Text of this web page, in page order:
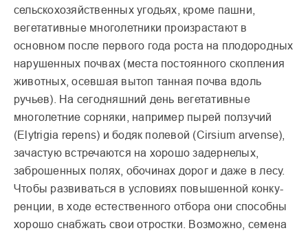
сельскохозяй­ственных угодьях, кроме пашни,
вегетативные много­летники произрастают в
основном после первого года роста на плодородных
нару­шенных почвах (места постоянного скопления
животных, осевшая вытоп танная почва вдоль
ручьев). На сегодняшний день вегета­тивные
многолетние сорняки, например пырей ползучий
(Elytrigia repens) и бодяк поле­вой (Cirsium arvense),
зача­стую встречаются на хорошо задернелых,
заброшенных полях, обочинах дорог и даже в лесу.
Чтобы развиваться в условиях повышенной конку­
ренции, в ходе естественного отбора они способны
хорошо снабжать свои отростки. Возможно, семена